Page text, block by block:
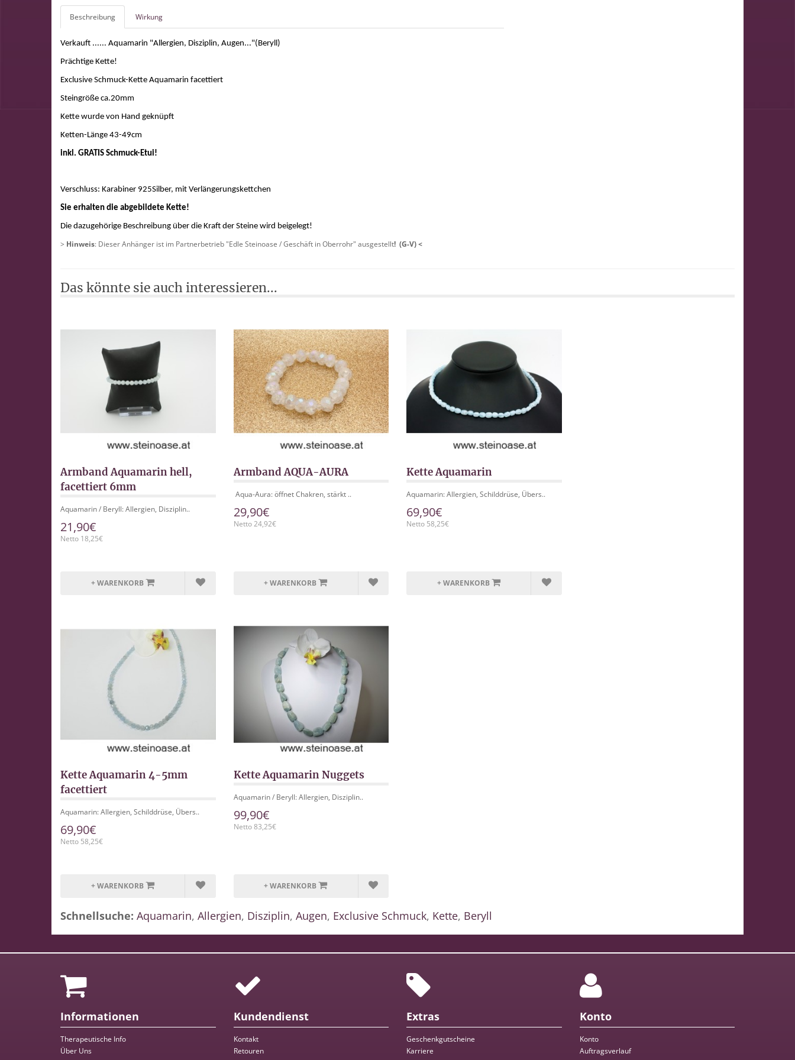
Beschreibung Wirkung
Verkauft ...... Aquamarin "Allergien, Disziplin, Augen..."(Beryll)
Prächtige Kette!
Exclusive Schmuck-Kette Aquamarin facettiert
Steingröße ca.20mm
Kette wurde von Hand geknüpft
Ketten-Länge 43-49cm
inkl. GRATIS Schmuck-Etui!
Verschluss: Karabiner 925Silber, mit Verlängerungskettchen
Sie erhalten die abgebildete Kette!
Die dazugehörige Beschreibung über die Kraft der Steine wird beigelegt!
> Hinweis: Dieser Anhänger ist im Partnerbetrieb "Edle Steinoase / Geschäft in Oberrohr" ausgestellt! (G-V) <
Das könnte sie auch interessieren...
Armband Aquamarin hell,
facettiert 6mm
Aquamarin / Beryll: Allergien, Disziplin..
21,90€
Netto 18,25€
+ WARENKORB
Armband AQUA-AURA
Aqua-Aura: öffnet Chakren, stärkt ..
29,90€
Netto 24,92€
+ WARENKORB
Kette Aquamarin
Aquamarin: Allergien, Schilddrüse, Übers..
69,90€
Netto 58,25€
+ WARENKORB
Kette Aquamarin 4-5mm
facettiert
Aquamarin: Allergien, Schilddrüse, Übers..
69,90€
Netto 58,25€
+ WARENKORB
Kette Aquamarin Nuggets
Aquamarin / Beryll: Allergien, Disziplin..
99,90€
Netto 83,25€
+ WARENKORB
Schnellsuche: Aquamarin, Allergien, Disziplin, Augen, Exclusive Schmuck, Kette, Beryll
Informationen
Therapeutische Info
Über Uns
Kundendienst
Kontakt
Retouren
Extras
Geschenkgutscheine
Karriere
Konto
Konto
Auftragsverlauf